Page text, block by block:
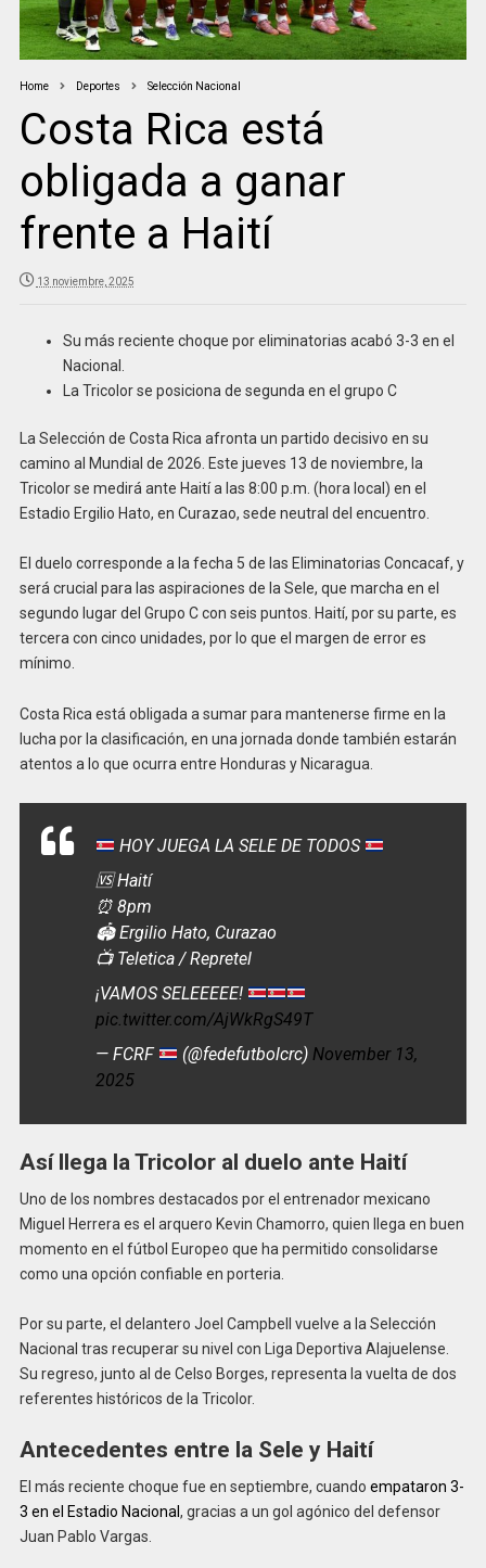
Home Deportes Selección Nacional
Costa Rica está
obligada a ganar
frente a Haití
13 noviembre, 2025
Su más reciente choque por eliminatorias acabó 3-3 en el
Nacional.
La Tricolor se posiciona de segunda en el grupo C
La Selección de Costa Rica afronta un partido decisivo en su
camino al Mundial de 2026. Este jueves 13 de noviembre, la
Tricolor se medirá ante Haití a las 8:00 p.m. (hora local) en el
Estadio Ergilio Hato, en Curazao, sede neutral del encuentro.
El duelo corresponde a la fecha 5 de las Eliminatorias Concacaf, y
será crucial para las aspiraciones de la Sele, que marcha en el
segundo lugar del Grupo C con seis puntos. Haití, por su parte, es
tercera con cinco unidades, por lo que el margen de error es
mínimo.
Costa Rica está obligada a sumar para mantenerse firme en la
lucha por la clasificación, en una jornada donde también estarán
atentos a lo que ocurra entre Honduras y Nicaragua.
HOY JUEGA LA SELE DE TODOS
🆚 Haití
⏰ 8pm
🏟️ Ergilio Hato, Curazao
📺 Teletica / Repretel
¡VAMOS SELEEEEE!
pic.twitter.com/AjWkRgS49T
— FCRF
(@fedefutbolcrc) November 13,
2025
Así llega la Tricolor al duelo ante Haití
Uno de los nombres destacados por el entrenador mexicano
Miguel Herrera es el arquero Kevin Chamorro, quien llega en buen
momento en el fútbol Europeo que ha permitido consolidarse
como una opción confiable en porteria.
Por su parte, el delantero Joel Campbell vuelve a la Selección
Nacional tras recuperar su nivel con Liga Deportiva Alajuelense.
Su regreso, junto al de Celso Borges, representa la vuelta de dos
referentes históricos de la Tricolor.
Antecedentes entre la Sele y Haití
El más reciente choque fue en septiembre, cuando empataron 3-
3 en el Estadio Nacional , gracias a un gol agónico del defensor
Juan Pablo Vargas.